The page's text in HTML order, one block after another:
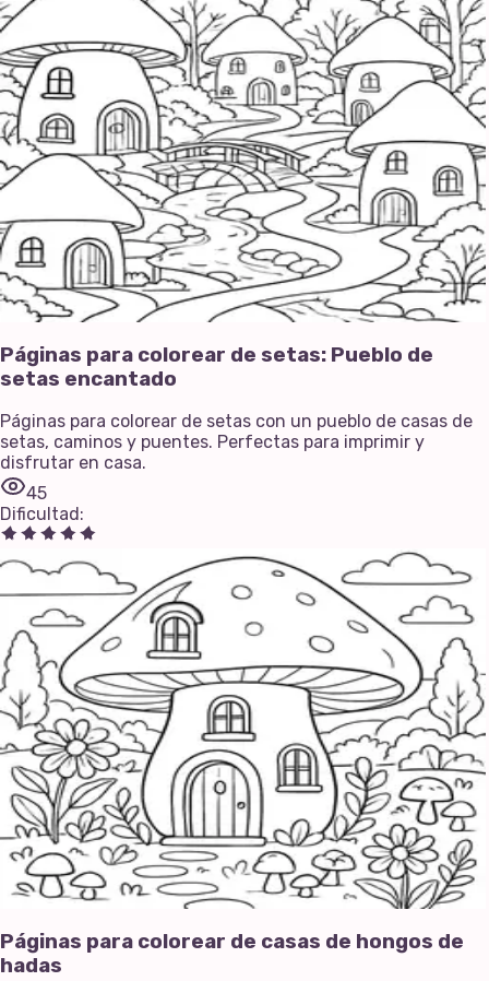
Páginas para colorear de setas: Pueblo de
setas encantado
Páginas para colorear de setas con un pueblo de casas de
setas, caminos y puentes. Perfectas para imprimir y
disfrutar en casa.
45
Dificultad :
Páginas para colorear de casas de hongos de
hadas